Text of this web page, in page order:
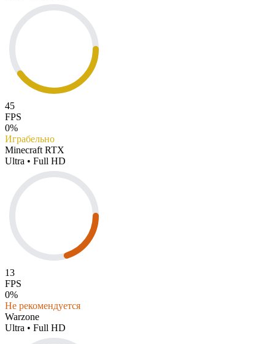
45
FPS
0%
Играбельно
Minecraft RTX
Ultra • Full HD
13
FPS
0%
Не рекомендуется
Warzone
Ultra • Full HD